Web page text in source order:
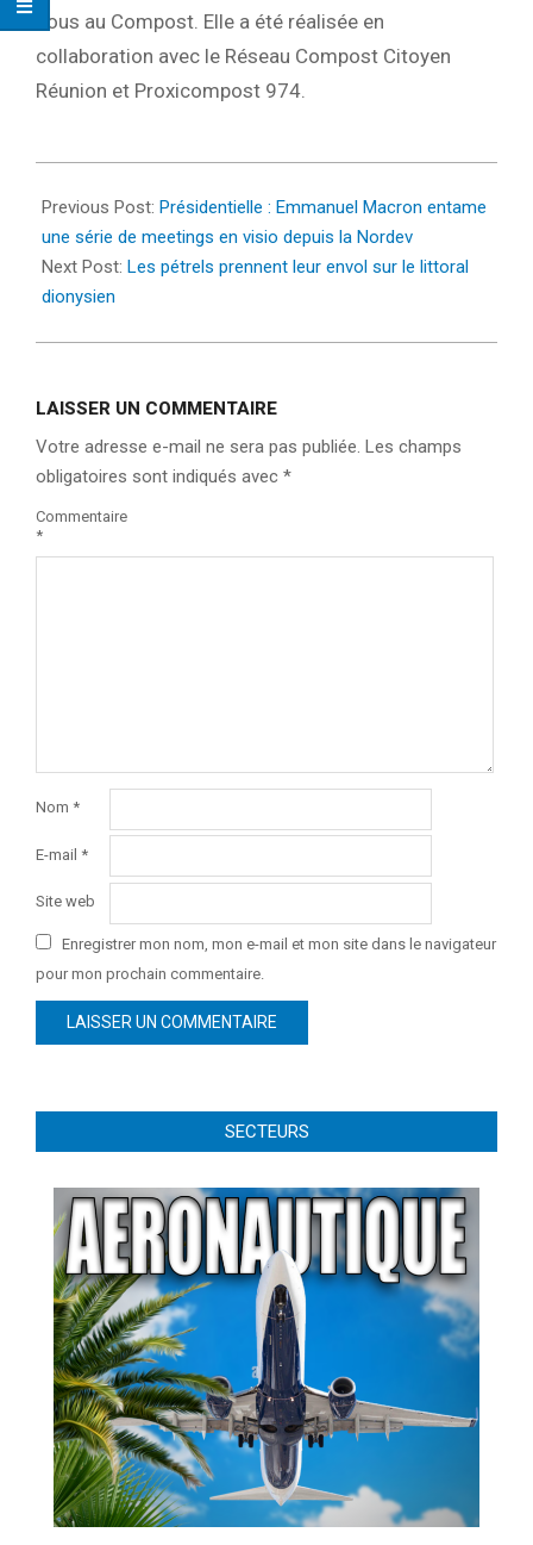
Tous au Compost. Elle a été réalisée en
collaboration avec le Réseau Compost Citoyen
Réunion et Proxicompost 974.
04-
21
Previous Post: Présidentielle : Emmanuel Macron entame
une série de meetings en visio depuis la Nordev
Next Post: Les pétrels prennent leur envol sur le littoral
dionysien
LAISSER UN COMMENTAIRE
Votre adresse e-mail ne sera pas publiée. Les champs
obligatoires sont indiqués avec *
Commentaire
*
Nom *
E-mail *
Site web
Enregistrer mon nom, mon e-mail et mon site dans le navigateur
pour mon prochain commentaire.
SECTEURS